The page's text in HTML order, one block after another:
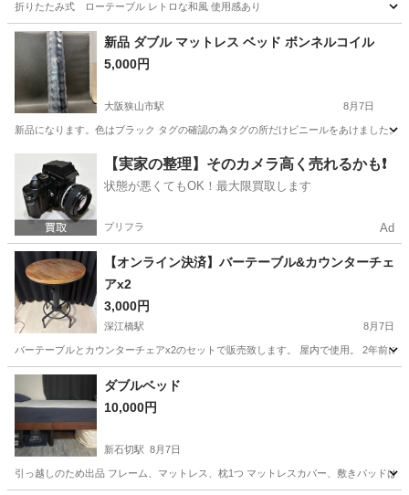
折りたたみ式 ローテーブル レトロな和風 使用感あり
大阪 高槻市 摂津富田駅 テーブル
新品 ダブル マットレス ベッド ボンネルコイル
5,000円
大阪狭山市駅 8月7日
新品になります。色はブラック タグの確認の為タグの所だけビニールをあけました
大阪狭山市 大阪狭山市駅 カーペット/マット/ラグ
【実家の整理】そのカメラ高く売れるかも❗️
状態が悪くてもOK！最大限買取します
プリフラ Ad
【オンライン決済】バーテーブル&カウンターチェ
アx2
3,000円
深江橋駅 8月7日
バーテーブルとカウンターチェアx2のセットで販売致します。 屋内で使用。 2年前
大阪 大阪市 深江橋駅 テーブル
ダブルベッド
10,000円
新石切駅 8月7日
引っ越しのため出品 フレーム、マットレス、枕1つ マットレスカバー、敷きパッドは